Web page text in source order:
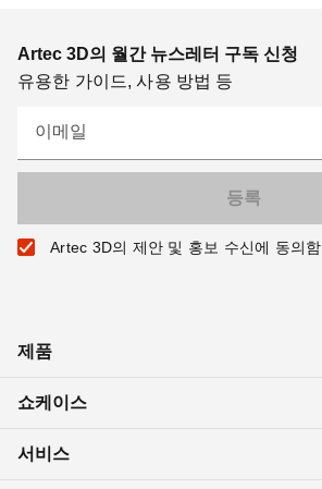
Artec 3D의 월간 뉴스레터 구독 신청
유용한 가이드, 사용 방법 등
이메일
Artec 3D의 제안 및 홍보 수신에 동의함
제품
쇼케이스
서비스